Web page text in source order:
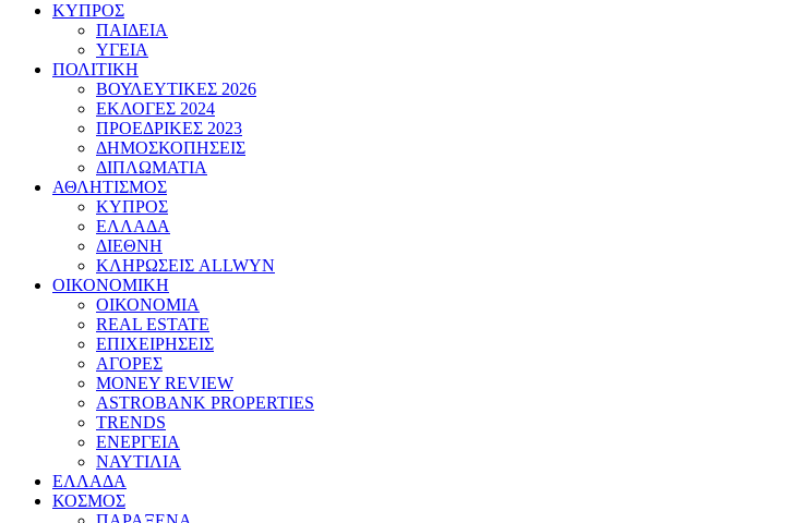
ΚΥΠΡΟΣ
ΠΑΙΔΕΙΑ
ΥΓΕΙΑ
ΠΟΛΙΤΙΚΗ
ΒΟΥΛΕΥΤΙΚΕΣ 2026
ΕΚΛΟΓΕΣ 2024
ΠΡΟΕΔΡΙΚΕΣ 2023
ΔΗΜΟΣΚΟΠΗΣΕΙΣ
ΔΙΠΛΩΜΑΤΙΑ
ΑΘΛΗΤΙΣΜΟΣ
ΚΥΠΡΟΣ
ΕΛΛΑΔΑ
ΔΙΕΘΝΗ
ΚΛΗΡΩΣΕΙΣ ALLWYN
ΟΙΚΟΝΟΜΙΚΗ
ΟΙΚΟΝΟΜΙΑ
REAL ESTATE
ΕΠΙΧΕΙΡΗΣΕΙΣ
ΑΓΟΡΕΣ
MONEY REVIEW
ASTROBANK PROPERTIES
TRENDS
ΕΝΕΡΓΕΙΑ
ΝΑΥΤΙΛΙΑ
ΕΛΛΑΔΑ
ΚΟΣΜΟΣ